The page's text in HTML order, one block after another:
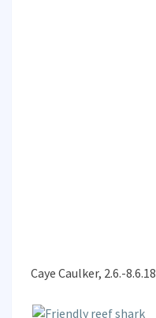
Caye Caulker, 2.6.-8.6.18